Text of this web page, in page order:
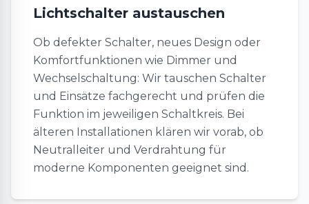
Lichtschalter austauschen
Ob defekter Schalter, neues Design oder
Komfortfunktionen wie Dimmer und
Wechselschaltung: Wir tauschen Schalter
und Einsätze fachgerecht und prüfen die
Funktion im jeweiligen Schaltkreis. Bei
älteren Installationen klären wir vorab, ob
Neutralleiter und Verdrahtung für
moderne Komponenten geeignet sind.